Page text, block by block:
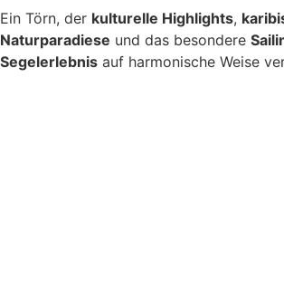
Ein Törn, der kulturelle Highlights,
Naturparadiese und das besondere
Segelerlebnis auf harmonische Weise